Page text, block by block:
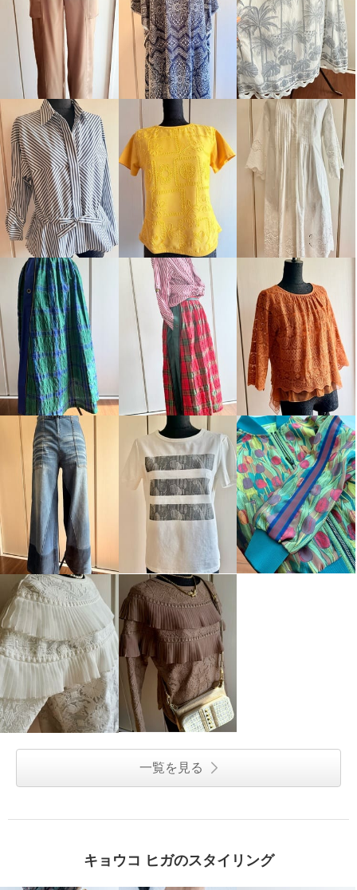
一覧を見る
キョウコ ヒガのスタイリング